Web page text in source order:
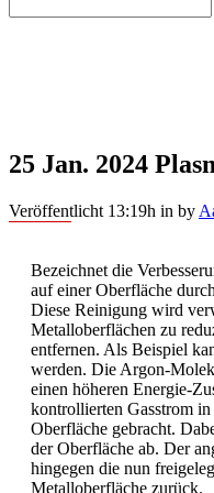
25 Jan. 2024
Veröffentlicht 13:19h in by
Bezeichnet die
auf einer Oberfläche
Diese Reinigung wird
Metalloberflächen zu
entfernen. Als Beispiel
werden. Die Argon-
einen höheren Energie-
kontrollierten Gasstrom
Oberfläche gebracht.
der Oberfläche ab. Der
hingegen die nun
Metalloberfläche zurück.